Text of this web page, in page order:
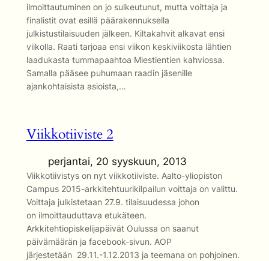
ilmoittautuminen on jo sulkeutunut, mutta voittaja ja
finalistit ovat esillä päärakennuksella
julkistustilaisuuden jälkeen. Kiltakahvit alkavat ensi
viikolla. Raati tarjoaa ensi viikon keskiviikosta lähtien
laadukasta tummapaahtoa Miestientien kahviossa.
Samalla pääsee puhumaan raadin jäsenille
ajankohtaisista asioista,…
Viikkotiiviste 2
perjantai, 20 syyskuun, 2013
Viikkotiivistys on nyt viikkotiiviste. Aalto-yliopiston
Campus 2015-arkkitehtuurikilpailun voittaja on valittu.
Voittaja julkistetaan 27.9. tilaisuudessa johon
on ilmoittauduttava etukäteen.
Arkkitehtiopiskelijapäivät Oulussa on saanut
päivämäärän ja facebook-sivun. AOP
järjestetään 29.11.-1.12.2013 ja teemana on pohjoinen.